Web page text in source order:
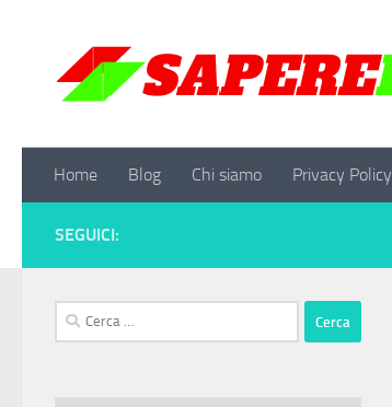
Home Blog Chi siamo Privacy Policy
SEGUICI:
Ricerca
per: